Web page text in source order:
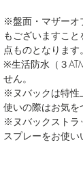
※盤面・マザーオ
もございますこ
点ものとなります。
※生活防水（３
せん。
※ヌバックは特性
使いの際はお気
※ヌバックストラ
スプレーをお使い